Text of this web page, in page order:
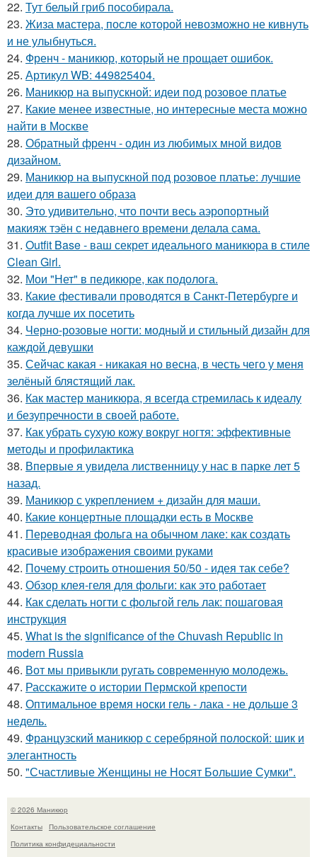
22. Тут белый гриб пособирала.
23. Жиза мастера, после которой невозможно не кивнуть
и не улыбнуться.
24. Френч - маникюр, который не прощает ошибок.
25. Артикул WB: 449825404.
26. Маникюр на выпускной: идеи под розовое платье
27. Какие менее известные, но интересные места можно
найти в Москве
28. Обратный френч - один из любимых мной видов
дизайном.
29. Маникюр на выпускной под розовое платье: лучшие
идеи для вашего образа
30. Это удивительно, что почти весь аэропортный
макияж тэён с недавнего времени делала сама.
31. Outfit Base - ваш секрет идеального маникюра в стиле
Clean Girl.
32. Мои "Нет" в педикюре, как подолога.
33. Какие фестивали проводятся в Санкт-Петербурге и
когда лучше их посетить
34. Черно-розовые ногти: модный и стильный дизайн для
каждой девушки
35. Сейчас какая - никакая но весна, в честь чего у меня
зелёный блястящий лак.
36. Как мастер маникюра, я всегда стремилась к идеалу
и безупречности в своей работе.
37. Как убрать сухую кожу вокруг ногтя: эффективные
методы и профилактика
38. Впервые я увидела лиственницу у нас в парке лет 5
назад.
39. Маникюр с укреплением + дизайн для маши.
40. Какие концертные площадки есть в Москве
41. Переводная фольга на обычном лаке: как создать
красивые изображения своими руками
42. Почему строить отношения 50/50 - идея так себе?
43. Обзор клея-геля для фольги: как это работает
44. Как сделать ногти с фольгой гель лак: пошаговая
инструкция
45. What is the significance of the Chuvash Republic in
modern Russia
46. Вот мы привыкли ругать современную молодежь.
47. Расскажите о истории Пермской крепости
48. Оптимальное время носки гель - лака - не дольше 3
недель.
49. Французский маникюр с серебряной полоской: шик и
элегантность
50. "Счастливые Женщины не Носят Большие Сумки".
© 2026 Маникюр
Контакты
Пользовательское соглашение
Политика конфидециальности